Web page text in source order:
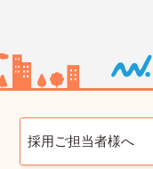
採用ご担当者様へ